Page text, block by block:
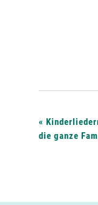
V
r
«
die ganze